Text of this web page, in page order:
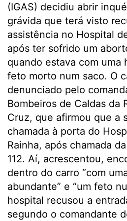
(IGAS) decidiu abrir
grávida que terá visto
assistência no Hospital
após ter sofrido um
quando estava com uma
feto morto num saco. O
denunciado pelo
Bombeiros de Caldas da
Cruz, que afirmou que a
chamada à porta do
Rainha, após chamada
112. Aí, acrescentou,
dentro do carro “com
abundante” e “um feto
hospital recusou a
segundo o comandante